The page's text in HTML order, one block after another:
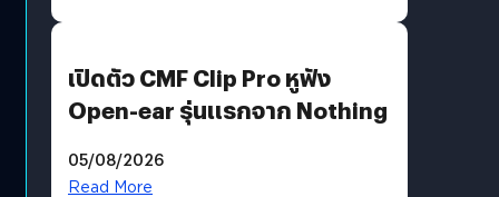
เปิดตัว CMF Clip Pro หูฟัง
Open-ear รุ่นแรกจาก Nothing
05/08/2026
Read More